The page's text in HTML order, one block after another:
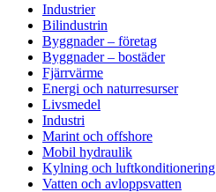
Industrier
Bilindustrin
Byggnader – företag
Byggnader – bostäder
Fjärrvärme
Energi och naturresurser
Livsmedel
Industri
Marint och offshore
Mobil hydraulik
Kylning och luftkonditionering
Vatten och avloppsvatten